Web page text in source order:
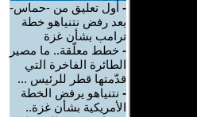
- أول تعليق من -حماس-
بعد رفض نتنياهو خطة
ترامب بشأن غزة
- خطط معلّقة.. ما مصير
الطائرة الفاخرة التي
قدّمتها قطر للرئيس ...
- نتنياهو يرفض الخطة
الأمريكية بشأن غزة..